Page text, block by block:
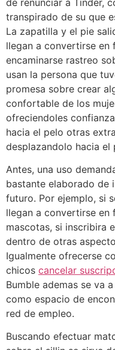
transpirado de su que
La zapatilla y el pie
llegan a convertirse en
encaminarse rastreo
usan la persona que
promesa sobre crear
confortable de los
ofreciendoles
hacia el pelo otras
desplazandolo hacia
Antes, una uso
bastante elaborado de
futuro. Por ejemplo, si
llegan a convertirse en
mascotas, si inscribira
dentro de otras
Igualmente ofrecerse
chicos cancelar
Bumble ademas se va
como espacio de
red de empleo.
Buscando efectuar